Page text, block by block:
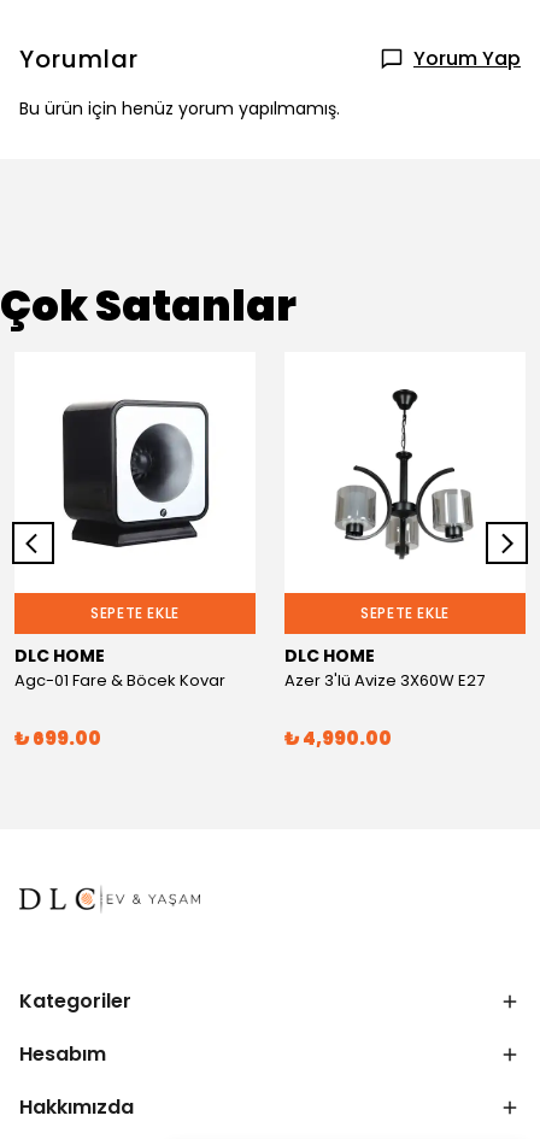
Yorumlar Yorum Yap
Bu ürün için henüz yorum yapılmamış.
Çok Satanlar
SEPETE EKLE
DLC HOME
Agc-01 Fare & Böcek Kovar
₺ 699.00
SEPETE EKLE
DLC HOME
Azer 3'lü Avize 3X60W E27
₺ 4,990.00
Kategoriler
Hesabım
Hakkımızda